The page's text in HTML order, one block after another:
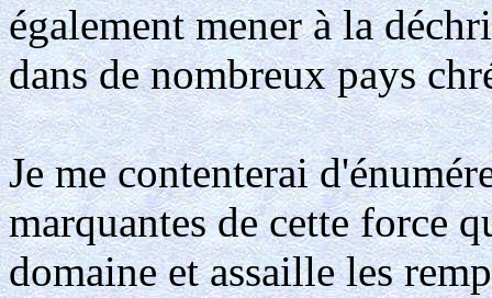
également mener à la
dans de nombreux pays
Je me contenterai
marquantes de cette force
domaine et assaille les